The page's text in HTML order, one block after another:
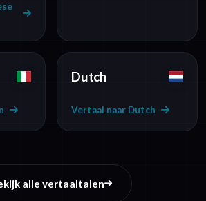
Dutch
Vertaal naar Dutch
alle vertaaltalen